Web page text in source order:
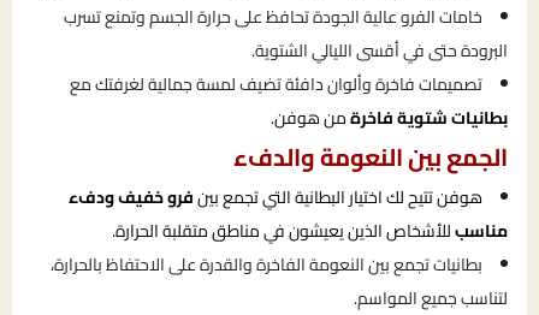
خامات الفرو عالية الجودة تحافظ على حرارة الجسم وتمنع تسرب
البرودة حتى في أقسى الليالي الشتوية.
تصميمات فاخرة وألوان دافئة تضيف لمسة جمالية لغرفتك مع
بطانيات شتوية فاخرةمن هوفن.
الجمع بين النعومة والدفء
هوفن تتيح لك اختيار البطانية التي تجمع بينفرو خفيف ودفء
مناسبللأشخاص الذين يعيشون في مناطق متقلبة الحرارة.
بطانيات تجمع بين النعومة الفاخرة والقدرة على الاحتفاظ بالحرارة،
لتناسب جميع المواسم.